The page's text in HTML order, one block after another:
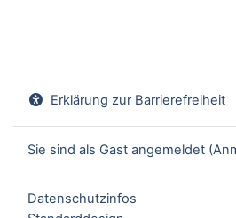
Erklärung zur Barrierefreiheit
Sie sind als Gast angemeldet (
Datenschutzinfos